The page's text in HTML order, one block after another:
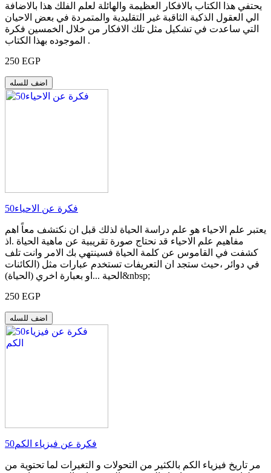
يحتفي هذا الكتاب بالافكار العظيمة والهائلة لعلم الفلك هذا بالاضافة
الي العقول الذكية الثاقبة غير التقليدية والمتمردة في بعض الاحيان
التي ساعدت في تشكيل مثل تلك الافكار من خلال الخمسين فكرة
الموجوده بهذا الكتاب .
250 EGP
اضف للسله
50فكرة عن الاحياء
يعتبر علم الاحياء هو علم دراسة الحياة لذلك قبل ان نكتشف معاً اهم
مفاهيم علم الاحياء قد نحتاج صورة تقريبية عن ماهية الحياة .اذ
كشفت في القاموس عن كلمة الحياة فسينتهي بك الامر وانت تلف
في دوائر ،حيث ستجد ان التعريفات تستخدم عبارات مثل (الكائنات
الحية ...او بعبارة اخري (الحياة)&nbsp;
250 EGP
اضف للسله
50فكرة عن فيزياء الكم
مر تاريخ فيزياء الكم بالكثير من التحولات و التغيرات لما تحتوية من